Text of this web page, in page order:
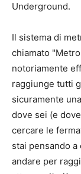
Underground.
Il sistema di
chiamato
notoriamente
raggiunge tutti
sicuramente
dove sei (e
cercare le
stai pensando
andare per